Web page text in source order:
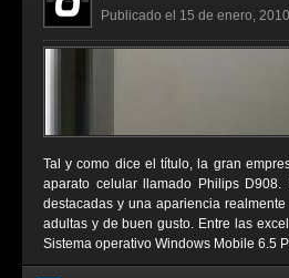
Publicado el 15 de enero,
Tal y como dice el título, la gran
aparato celular llamado Philips
destacadas y una apariencia
adultas y de buen gusto. Entre las
Sistema operativo Windows Mobile 6.5